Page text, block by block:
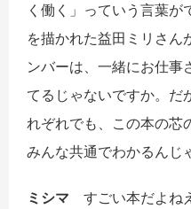
く働く」っていう言葉
を描かれた益田ミリさん
ンバーは、一緒にお仕事
てるじゃないですか。だ
れぞれでも、この本の芯
みんな共通でわかるんじ
ミシマ すごい本だよね